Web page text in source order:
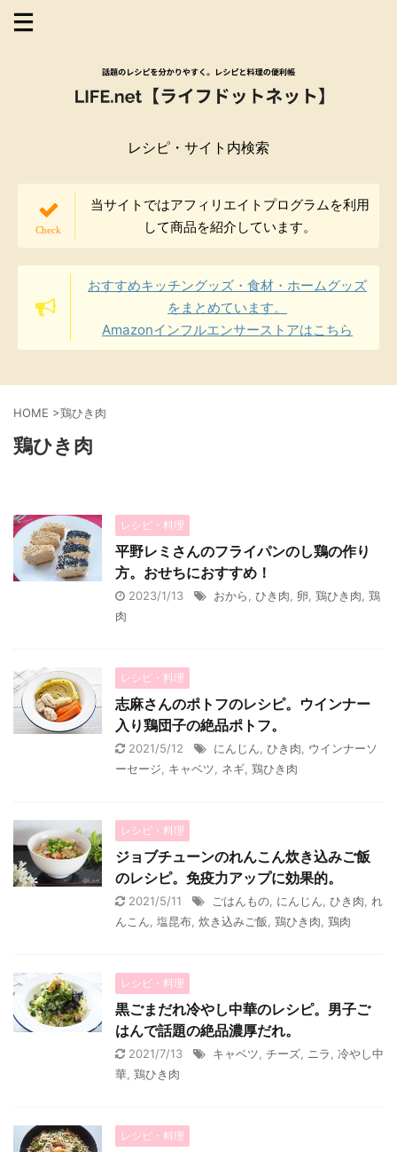
レシピ・サイト内検索
当サイトではアフィリエイトプログラムを利用
して商品を紹介しています。
おすすめキッチングッズ・食材・ホームグッズ
をまとめています。
Amazonインフルエンサーストアはこちら
HOME >鶏ひき肉
鶏ひき肉
レシピ・料理
平野レミさんのフライパンのし鶏の作り
方。おせちにおすすめ！
2023/1/13 おから ひき肉 卵 鶏ひき肉 鶏
肉
レシピ・料理
志麻さんのポトフのレシピ。ウインナー
入り鶏団子の絶品ポトフ。
2021/5/12 にんじん ひき肉
ウインナーソ
ーセージ
キャベツ ネギ 鶏ひき肉
レシピ・料理
ジョブチューンのれんこん炊き込みご飯
のレシピ。免疫力アップに効果的。
2021/5/11 ごはんもの にんじん ひき肉
れ
んこん 塩昆布 炊き込みご飯 鶏ひき肉 鶏肉
レシピ・料理
黒ごまだれ冷やし中華のレシピ。男子ご
はんで話題の絶品濃厚だれ。
2021/7/13 キャベツ チーズ ニラ
冷やし中
華 鶏ひき肉
レシピ・料理